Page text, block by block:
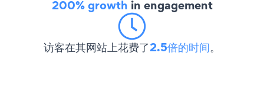
200% growth in engagement
访客在其网站上花费了2.5倍的时间。